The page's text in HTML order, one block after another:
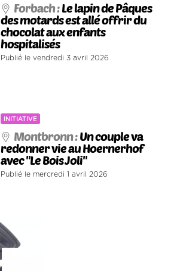
Forbach :Le lapin de Pâques
des motards est allé offrir du
chocolat aux enfants
hospitalisés
Publié le vendredi 3 avril 2026
INITIATIVE
Montbronn :Un couple va
redonner vie au Hoernerhof
avec "Le Bois Joli"
Publié le mercredi 1 avril 2026